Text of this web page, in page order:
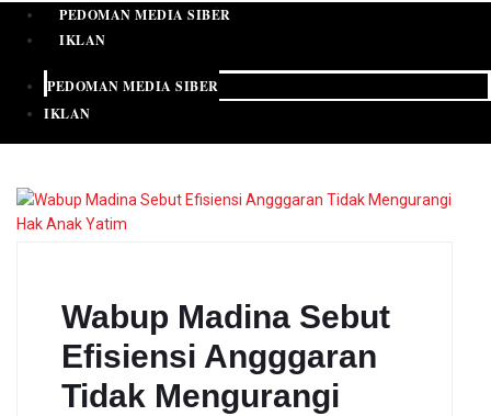
PEDOMAN MEDIA SIBER
IKLAN
PEDOMAN MEDIA SIBER
IKLAN
Wabup Madina Sebut
Efisiensi Angggaran
Tidak Mengurangi